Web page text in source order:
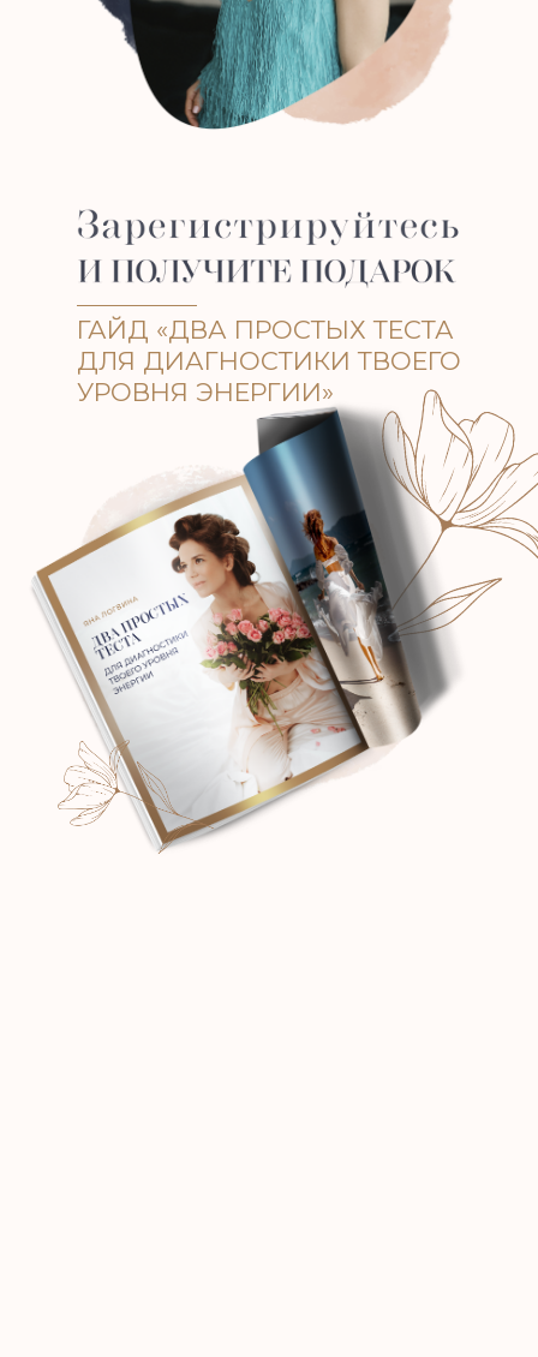
ГАЙД «ДВА ПРОСТЫХ ТЕСТА
ДЛЯ ДИАГНОСТИКИ ТВОЕГО
УРОВНЯ ЭНЕРГИИ»